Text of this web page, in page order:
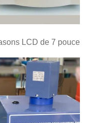
LCD de 7 pouces